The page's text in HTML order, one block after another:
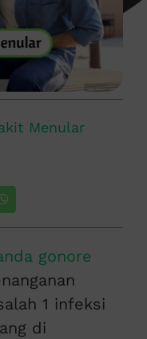
Menular
gonore
1 infeksi
di